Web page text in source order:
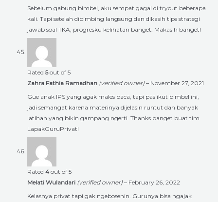
Sebelum gabung bimbel, aku sempat gagal di tryout beberapa
kali. Tapi setelah dibimbing langsung dan dikasih tips strategi
jawab soal TKA, progresku kelihatan banget. Makasih banget!
Rated 5out of 5
Zahra Fathia Ramadhan (verified owner) – November 27, 2021
Gue anak IPS yang agak males baca, tapi pas ikut bimbel ini,
jadi semangat karena materinya dijelasin runtut dan banyak
latihan yang bikin gampang ngerti. Thanks banget buat tim
LapakGuruPrivat!
Rated 4 out of 5
Melati Wulandari (verified owner) – February 26, 2022
Kelasnya privat tapi gak ngebosenin. Gurunya bisa ngajak